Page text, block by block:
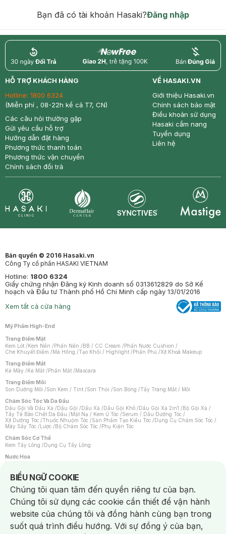
Bạn đã có tài khoản Hasaki?Đăng nhập
return nowfree price
HỖ TRỢ KHÁCH HÀNG
Hotline: 1800 6324
(Miễn phí , 08-22h kể cả T7, CN)
Các câu hỏi thường gặp
Gửi yêu cầu hỗ trợ
Hướng dẫn đặt hàng
Phương thức thanh toán
Phương thức vận chuyển
Chính sách đổi trả
VỀ HASAKI.VN
Giới thiệu Hasaki.vn
Chính sách bảo mật
Điều khoản sử dụng
Hasaki cẩm nang
Tuyển dụng
Liên hệ
Bản quyền © 2016 Hasaki.vn
Công Ty cổ phần HASAKI VIETNAM
Hotline: 1800 6324
Giấy chứng nhận Đăng ký Kinh doanh số 0313612829 do Sở Kế
hoạch và Đầu tư Thành phố Hồ Chí Minh cấp ngày 13/01/2016
Xem tất cả cửa hàng
Mỹ Phẩm High-End
Trang Điểm Mặt
Kem Lót /Kem Nền /Phấn Nền /BB / CC Cream /Phấn Nước Cushion /
Che Khuyết Điểm /Má Hồng /Tạo Khối / Highlight /Phấn Phủ /Xịt Khoá Makeup
Trang Điểm Mắt
Kẻ Mày /Kẻ Mắt /Phấn Mắt /Mascara
Trang Điểm Môi
Son Dưỡng Môi /Son Kem / Tint /Son Thỏi /Son Bóng /Tẩy Trang Mắt / Môi
Chăm Sóc Tóc Và Da Đầu
Dầu Gội Và Dầu Xả /Dầu Gội /Dầu Xả /Dầu Gội Khô /Dầu Gội Xả 2in1 /Bộ Gội Xả /
Tẩy Tế Bào Chết Da Đầu /Mặt Nạ / Kem Ủ Tóc /Serum / Dầu Dưỡng Tóc /
Xịt Dưỡng Tóc /Thuốc Nhuộm Tóc /Sản Phẩm Tạo Kiểu Tóc /Dụng Cụ Chăm Sóc Tóc /
Máy Sấy Tóc /Lược /Bộ Chăm Sóc Tóc /Phụ Kiện Tóc
Chăm Sóc Cơ Thể
Kem Tẩy Lông /Dụng Cụ Tẩy Lông
Nước Hoa
Nước Hoa Nữ
Chăm Sóc Cá Nhân
Chống Muỗi /Khẩu Trang /Máy Massage/Mặt Nạ Xông Hơi /Nước Rửa Tay/
Sản Phẩm Chăm Sóc Khác /Bàn Chải Đánh Răng /Bàn Chải Điện/
Hỗ Trợ Trắng Răng/Kem Đánh Răng /Máy Tăm Nước/ Nước Súc Miệng/
Tăm / Chỉ Nha Khoa/ Xịt Thơm Miệng / Dung Dịch Vệ Sinh/Dưỡng Vùng Kín/
Khăn Ướt Vệ Sinh Vùng Kín/Băng Vệ Sinh/Tampon/Bọt Cạo Râu /Dao Cạo Râu/
Máy Cạo Râu
Vấn Đề Về Da
BIỂU NGỮ COOKIE
Notice about cookies usage
Chúng tôi quan tâm đến quyền riêng tư của bạn.
Chúng tôi sử dụng các cookie cần thiết để vận hành
website của chúng tôi và đồng hành cùng bạn trong
suốt quá trình điều hướng. Với sự đồng ý của bạn,